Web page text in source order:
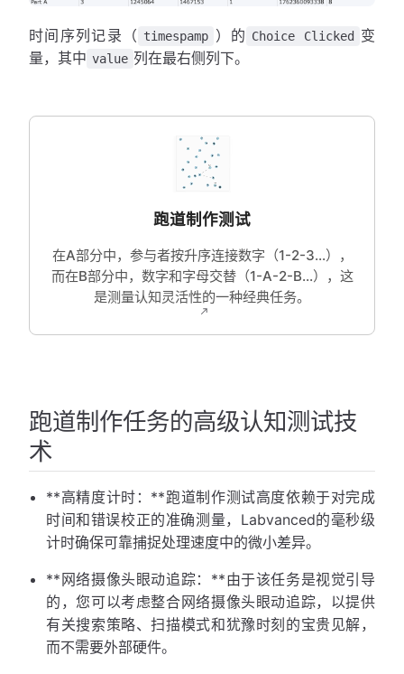
时间序列记录（ timespamp ）的 Choice Clicked
变
量，其中 value 列在最右侧列下。
跑道制作测试
在A部分中，参与者按升序连接数字（1-2-3...），
而在B部分中，数字和字母交替（1-A-2-B...），这
是测量认知灵活性的一种经典任务。
跑道制作任务的高级认知测试技
术
**高精度计时：**跑道制作测试高度依赖于对完成
时间和错误校正的准确测量，Labvanced的毫秒级
计时确保可靠捕捉处理速度中的微小差异。
**网络摄像头眼动追踪：**由于该任务是视觉引导
的，您可以考虑整合网络摄像头眼动追踪，以提供
有关搜索策略、扫描模式和犹豫时刻的宝贵见解，
而不需要外部硬件。